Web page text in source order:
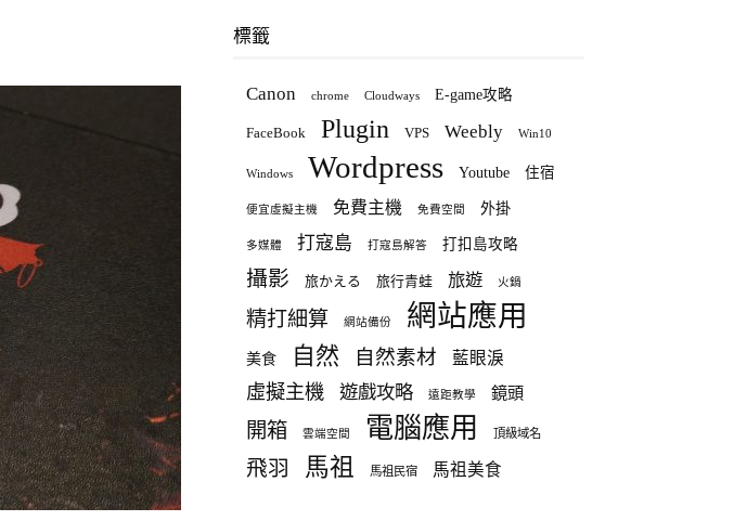
標籤
Canon chrome Cloudways E-game攻略
FaceBook Plugin VPS Weebly Win10
Windows Wordpress Youtube 住宿
便宜虛擬主機 免費主機 免費空間 外掛
多媒體 打寇島 打寇島解答 打扣島攻略
攝影 旅かえる 旅行青蛙 旅遊 火鍋
精打細算 網站備份 網站應用
美食 自然 自然素材 藍眼淚
虛擬主機 遊戲攻略 遠距教學 鏡頭
開箱 雲端空間 電腦應用 頂級域名
飛羽 馬祖 馬祖民宿 馬祖美食